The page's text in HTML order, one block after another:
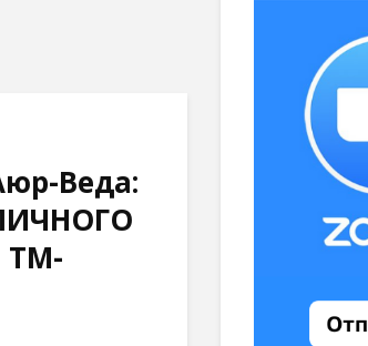
Веда:
ТМ-